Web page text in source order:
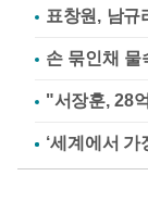
표창원, 남
손 묶인채
"서장훈, 28